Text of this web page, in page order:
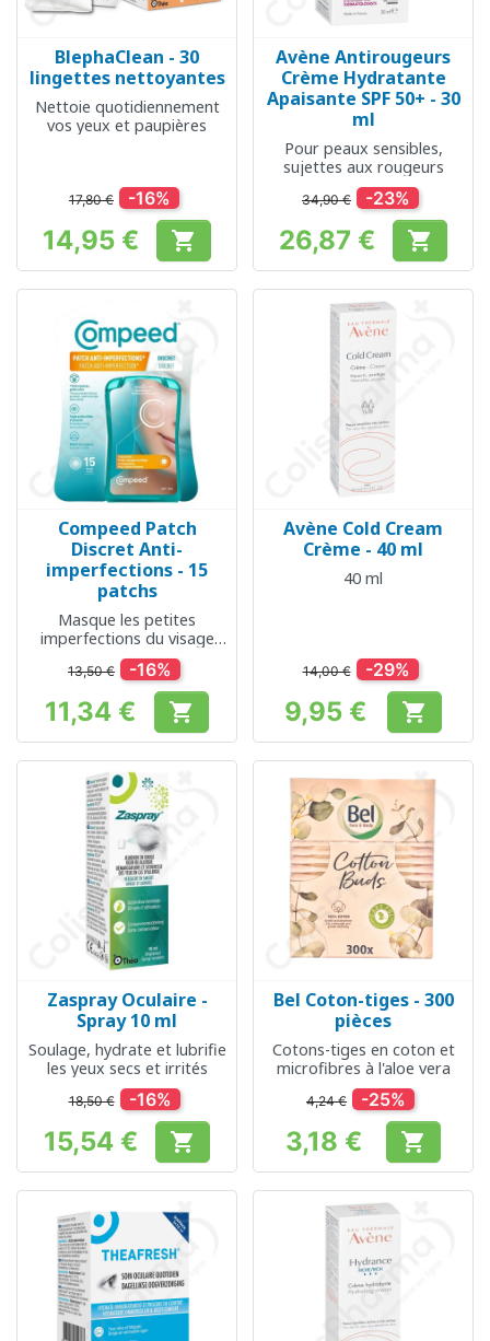
BlephaClean - 30
lingettes nettoyantes
Nettoie quotidiennement
vos yeux et paupières
17,80 € -16%
Prix
14,95 € 
Avène Antirougeurs
Crème Hydratante
Apaisante SPF 50+ - 30
ml
Pour peaux sensibles,
sujettes aux rougeurs
34,90 € -23%
Prix
26,87 € 
Compeed Patch
Discret Anti-
imperfections - 15
patchs
Masque les petites
imperfections du visage
pendant la journée
13,50 € -16%
Prix
11,34 € 
Avène Cold Cream
Crème - 40 ml
40 ml
14,00 € -29%
Prix
9,95 € 
Zaspray Oculaire -
Spray 10 ml
Soulage, hydrate et lubrifie
les yeux secs et irrités
18,50 € -16%
Prix
15,54 € 
Bel Coton-tiges - 300
pièces
Cotons-tiges en coton et
microfibres à l'aloe vera
4,24 € -25%
Prix
3,18 € 